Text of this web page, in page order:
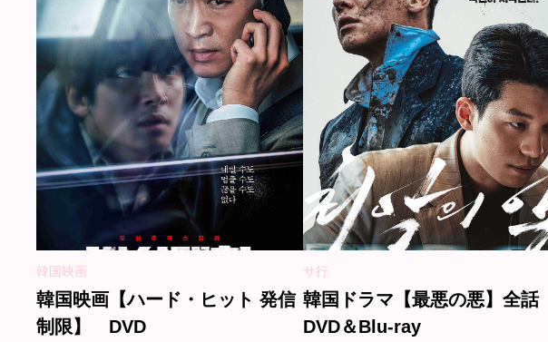
韓国映画
韓国映画【ハード・ヒット 発信
制限】 DVD
サ行
韓国ドラマ【最悪の悪】全話
DVD＆Blu-ray